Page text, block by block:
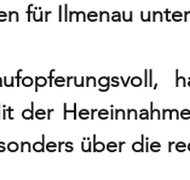
für Ilmenau
der
über die